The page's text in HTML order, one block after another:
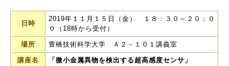
日時
2019年１１月１５日（金） １８：３０～２０：０
０（18時から受付）
場所 豊橋技術科学大学 Ａ２－１０１講義室
講座名 「微小金属異物を検出する超高感度センサ」